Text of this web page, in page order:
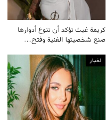
كريمة غيث تؤكد أن تنوع أدوارها
صنع شخصيتها الفنية وفتح…
اخبار